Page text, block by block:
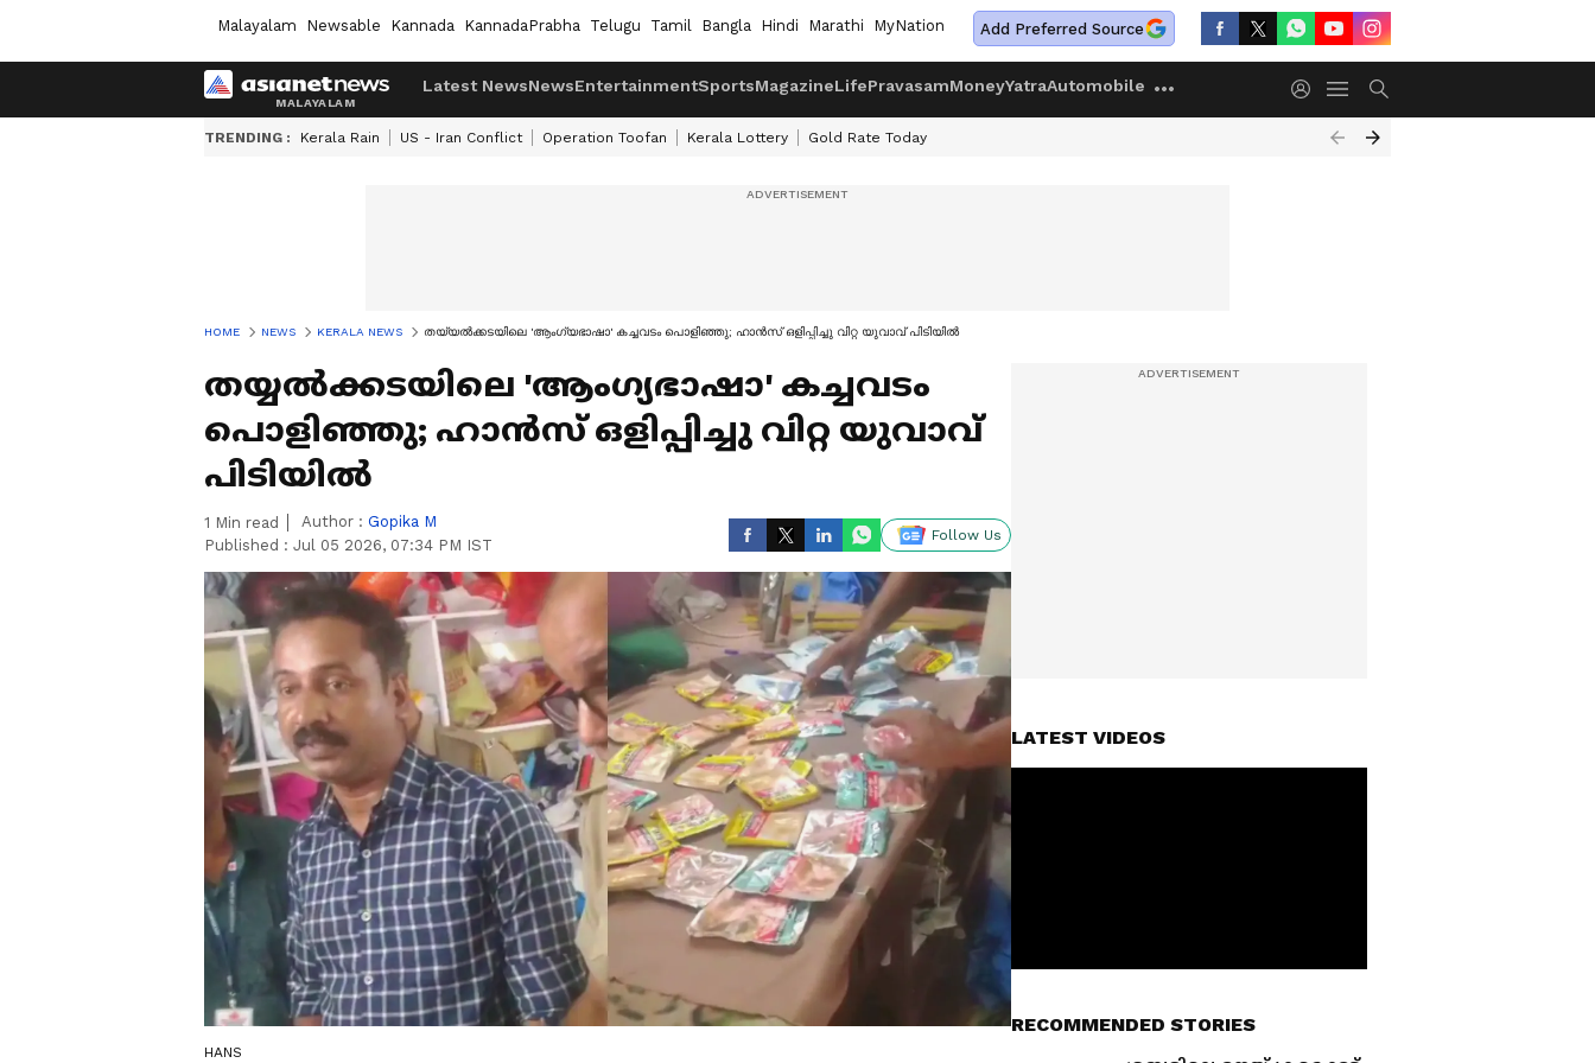
Malayalam Newsable Kannada KannadaPrabha Telugu Tamil Bangla Hindi Marathi MyNation Add Preferred Source
Latest NewsNewsEntertainmentSportsMagazineLifePravasamMoneyYatraAutomobile
TRENDING : Kerala Rain US - Iran Conflict Operation Toofan Kerala Lottery Gold Rate Today
HOME NEWS KERALA NEWS തയ്യൽക്കടയിലെ 'ആംഗ്യഭാഷാ' കച്ചവടം പൊളിഞ്ഞു; ഹാൻസ് ഒളിപ്പിച്ചു വിറ്റ യുവാവ് പിടിയിൽ
തയ്യൽക്കടയിലെ 'ആംഗ്യഭാഷാ' കച്ചവടം
പൊളിഞ്ഞു; ഹാൻസ് ഒളിപ്പിച്ചു വിറ്റ യുവാവ്
പിടിയിൽ
1 Min read Author : Gopika M
Published : Jul 05 2026, 07:34 PM IST
Follow Us
HANS
LATEST VIDEOS
RECOMMENDED STORIES